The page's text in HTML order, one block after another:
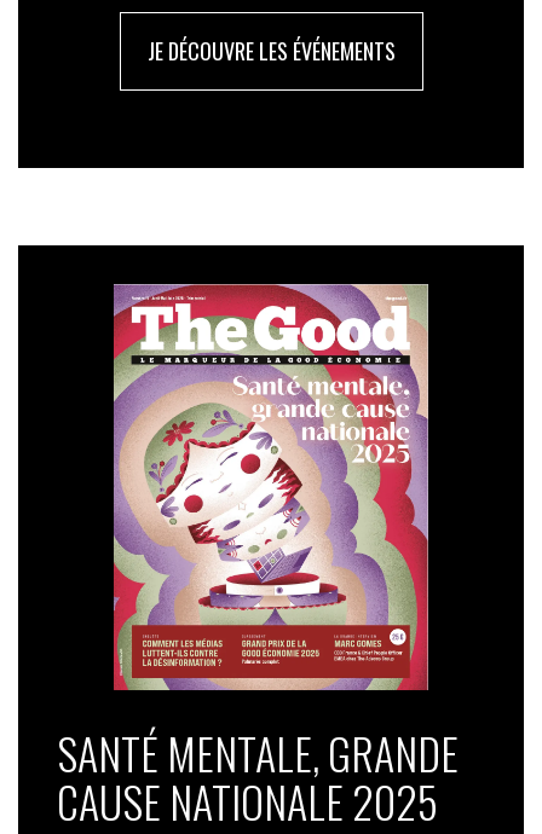
JE DÉCOUVRE LES ÉVÉNEMENTS
SANTÉ MENTALE, GRANDE
CAUSE NATIONALE 2025